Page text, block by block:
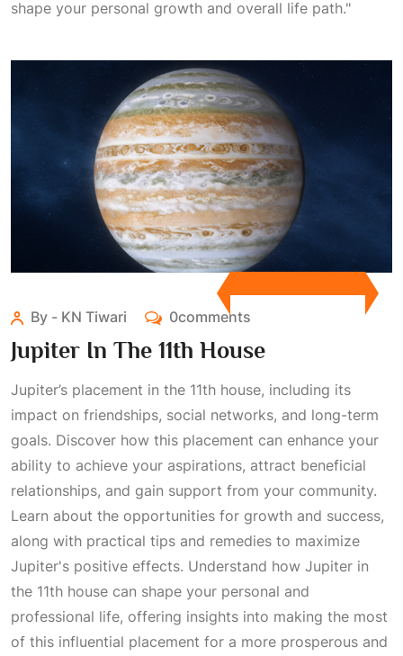
shape your personal growth and overall life path."
By - KN Tiwari 0comments
Jupiter In The 11th House
Jupiter’s placement in the 11th house, including its
impact on friendships, social networks, and long-term
goals. Discover how this placement can enhance your
ability to achieve your aspirations, attract beneficial
relationships, and gain support from your community.
Learn about the opportunities for growth and success,
along with practical tips and remedies to maximize
Jupiter's positive effects. Understand how Jupiter in
the 11th house can shape your personal and
professional life, offering insights into making the most
of this influential placement for a more prosperous and